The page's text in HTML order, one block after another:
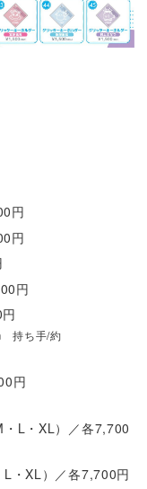
円
円
円
持ち手/約
円
L・XL）／各7,700
・XL）／各7,700円